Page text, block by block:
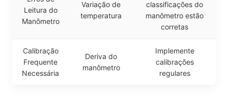
Leitura do
Manômetro
Variação de
temperatura
classificações do
manômetro estão
corretas
Calibração
Frequente
Necessária
Deriva do
manômetro
Implemente
calibrações
regulares